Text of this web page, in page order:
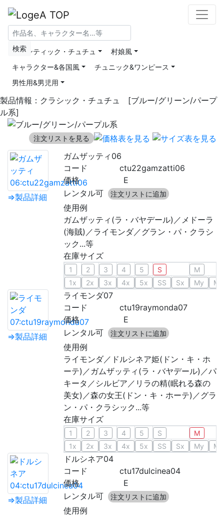
検索
製品情報>
クラシック・チュチュ
ロマンティック・チュチュ
村娘風
キャラクター&各国風
チュニック&ワンピース
男性用&男児用
製品情報：クラシック・チュチュ [ブルー/グリーン/パープ
ル系]
注文リストを見る
⇒製品詳細
ガムザッティ06
コード
ctu22gamzatti06
価格
E
レンタル可
注文リストに追加
使用例
ガムザッティ(ラ・バヤデール)／メドーラ
(海賊)／ライモンダ／グラン・パ・クラシ
ック...等
在庫サイズ
1 2 3 4 5 S
M
1x
2x 3x 4x 5x SS Sx My Mx
⇒製品詳細
ライモンダ07
コード
ctu19raymonda07
価格
E
レンタル可
注文リストに追加
使用例
ライモンダ／ドルシネア姫(ドン・キ・ホ
ーテ)／ガムザッティ(ラ・バヤデール)／パ
キータ／シルビア／リラの精(眠れる森の
美女)／森の女王(ドン・キ・ホーテ)／グラ
ン・パ・クラシック...等
在庫サイズ
1 2 3 4 5 S
M
1x
2x 3x 4x 5x SS Sx My Mx
⇒製品詳細
ドルシネア04
コード
ctu17dulcinea04
価格
E
レンタル可
注文リストに追加
使用例